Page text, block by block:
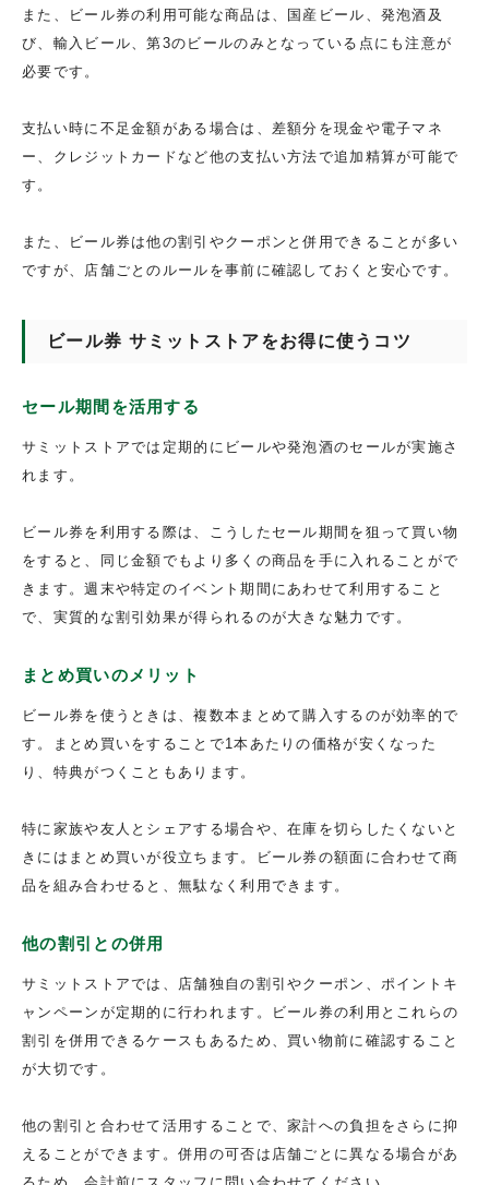
また、ビール券の利用可能な商品は、国産ビール、発泡酒及
び、輸入ビール、第3のビールのみとなっている点にも注意が
必要です。
支払い時に不足金額がある場合は、差額分を現金や電子マネ
ー、クレジットカードなど他の支払い方法で追加精算が可能で
す。
また、ビール券は他の割引やクーポンと併用できることが多い
ですが、店舗ごとのルールを事前に確認しておくと安心です。
ビール券 サミットストアをお得に使うコツ
セール期間を活用する
サミットストアでは定期的にビールや発泡酒のセールが実施さ
れます。
ビール券を利用する際は、こうしたセール期間を狙って買い物
をすると、同じ金額でもより多くの商品を手に入れることがで
きます。週末や特定のイベント期間にあわせて利用すること
で、実質的な割引効果が得られるのが大きな魅力です。
まとめ買いのメリット
ビール券を使うときは、複数本まとめて購入するのが効率的で
す。まとめ買いをすることで1本あたりの価格が安くなった
り、特典がつくこともあります。
特に家族や友人とシェアする場合や、在庫を切らしたくないと
きにはまとめ買いが役立ちます。ビール券の額面に合わせて商
品を組み合わせると、無駄なく利用できます。
他の割引との併用
サミットストアでは、店舗独自の割引やクーポン、ポイントキ
ャンペーンが定期的に行われます。ビール券の利用とこれらの
割引を併用できるケースもあるため、買い物前に確認すること
が大切です。
他の割引と合わせて活用することで、家計への負担をさらに抑
えることができます。併用の可否は店舗ごとに異なる場合があ